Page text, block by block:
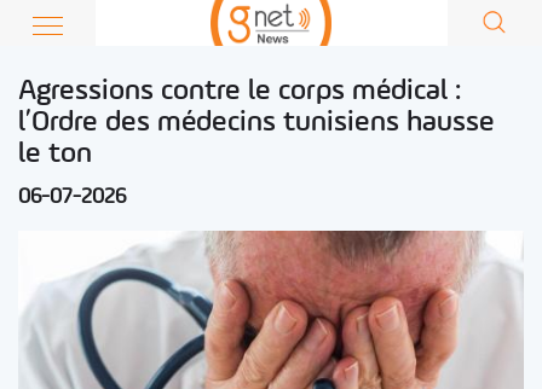
Agressions contre le corps médical :
l’Ordre des médecins tunisiens hausse
le ton
06-07-2026